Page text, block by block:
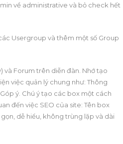
về administrative và bỏ check hết
Usergroup và thêm một số Group
và Forum trên diễn đàn. Nhớ tạo
việc quản lý chung như: Thông
ý. Chú ý tạo các box một cách
đến việc SEO của site: Tên box
dễ hiểu, không trùng lặp và dài